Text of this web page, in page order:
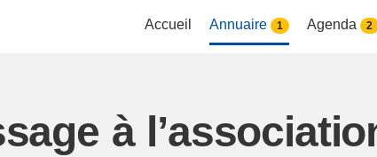
Accueil Annuaire 1 Agenda 2
à